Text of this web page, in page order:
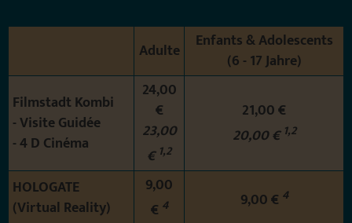
Adulte
Enfants & Adolescents
(6 - 17 Jahre)
Filmstadt Kombi
- Visite Guidée
- 4 D Cinéma
24,00
€
23,00
€ 1,2
21,00 €
20,00 € 1,2
HOLOGATE
(Virtual Reality)
9,00
€ 4 9,00 € 4